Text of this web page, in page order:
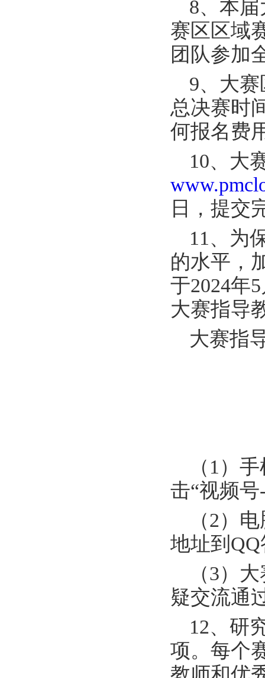
8、本
赛区区域
团队参加
9、大
总决赛时
何报名费
10、大
日，提交
11、为
的水平，
于2024年
大赛指导
大赛指
（1）
击“视频
（2）
地址到
（3）
疑交流通
12、研
项。每个